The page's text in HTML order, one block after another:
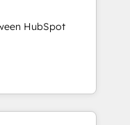
HubSpot